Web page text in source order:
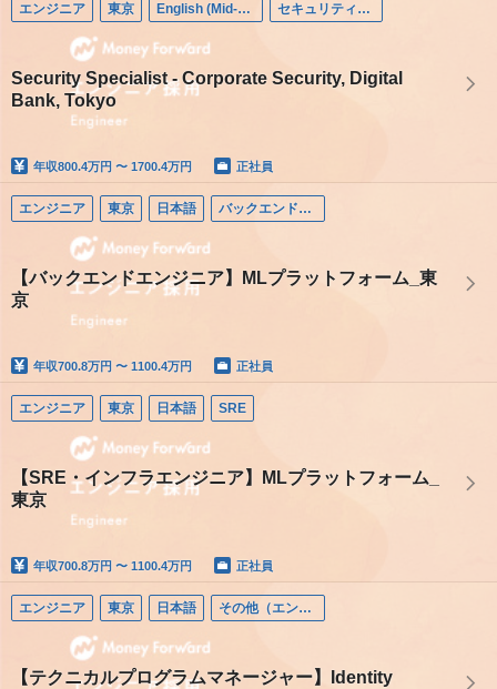
エンジニア 東京 English (Mid-career) セキュリティエンジニア
Security Specialist - Corporate Security, Digital
Bank, Tokyo
年収800.4万円 〜 1700.4万円 正社員
エンジニア 東京 日本語 バックエンドエンジニア
【バックエンドエンジニア】MLプラットフォーム_東
京
年収700.8万円 〜 1100.4万円 正社員
エンジニア 東京 日本語 SRE
【SRE・インフラエンジニア】MLプラットフォーム_
東京
年収700.8万円 〜 1100.4万円 正社員
エンジニア 東京 日本語 その他（エンジニア）
【テクニカルプログラムマネージャー】Identity